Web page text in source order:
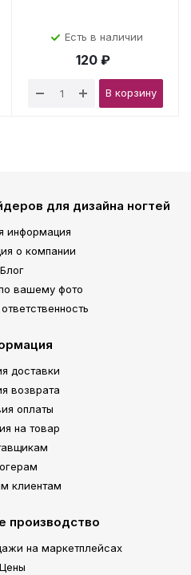
Есть в наличии
120 ₽
В корзину
для дизайна ногтей
информация
о компании
Блог
вашему фото
доставки
возврата
оплаты
на товар
клиентам
производство
на маркетплейсах
Цены